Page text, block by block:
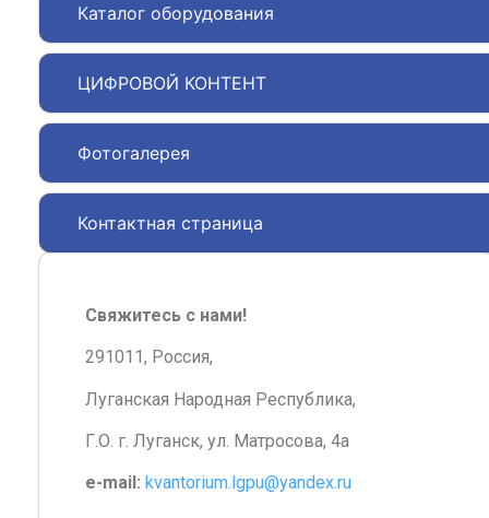
Каталог оборудования
ЦИФРОВОЙ КОНТЕНТ
Фотогалерея
Контактная страница
Свяжитесь с нами!
291011, Россия,
Луганская Народная Республика,
Г.О. г. Луганск, ул. Матросова, 4а
e-mail: kvantorium.lgpu@yandex.ru